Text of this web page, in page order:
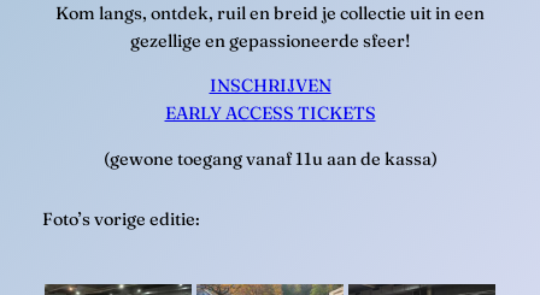
Kom langs, ontdek, ruil en breid je collectie uit in een
gezellige en gepassioneerde sfeer!
INSCHRIJVEN
EARLY ACCESS TICKETS
(gewone toegang vanaf 11u aan de kassa)
Foto’s vorige editie: